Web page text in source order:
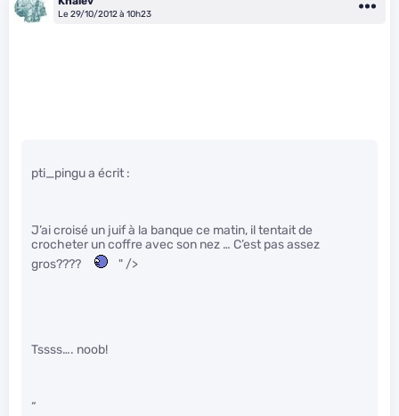
Le 29/10/2012 à 10h23
pti_pingu a écrit :
J’ai croisé un juif à la banque ce matin, il tentait de
crocheter un coffre avec son nez … C’est pas assez
gros????
" />
Tssss…. noob!
“